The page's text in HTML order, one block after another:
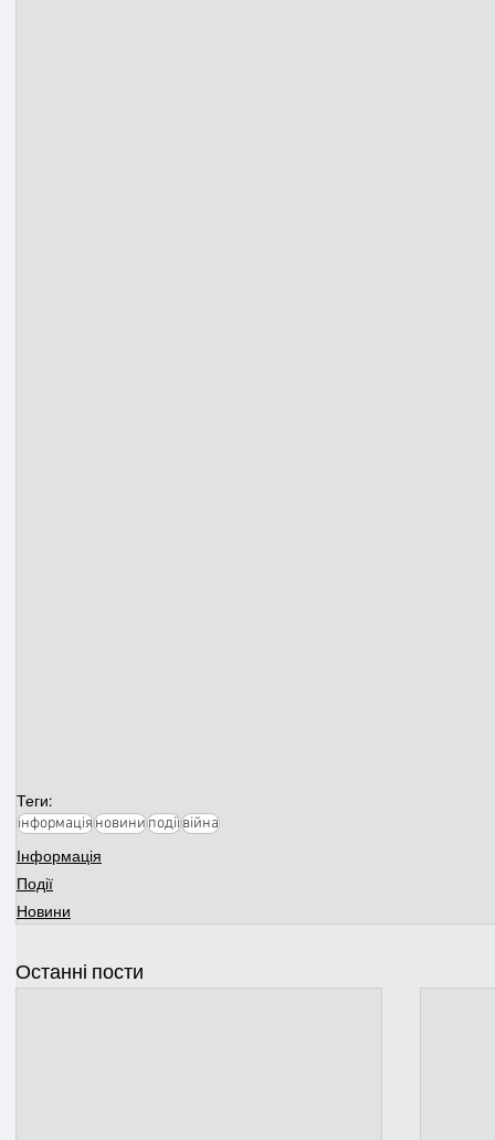
Теги:
інформаціяновиниподіївійна
Інформація
Події
Новини
Останні пости